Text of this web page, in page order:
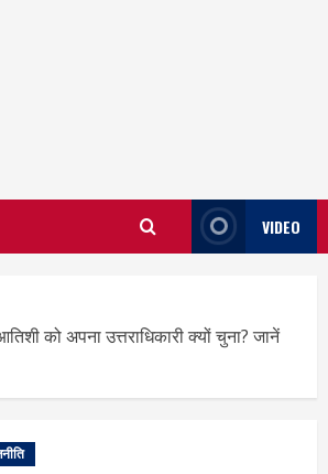
VIDEO
को अपना उत्तराधिकारी क्यों चुना? जानें